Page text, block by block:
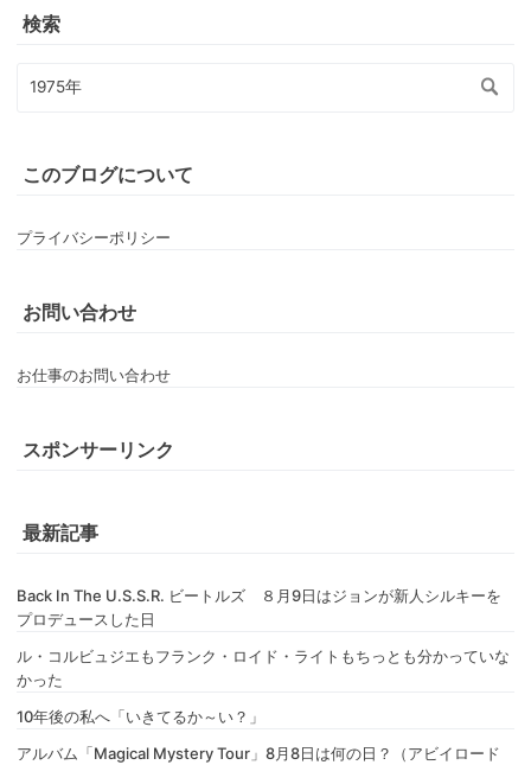
検索
このブログについて
プライバシーポリシー
お問い合わせ
お仕事のお問い合わせ
スポンサーリンク
最新記事
Back In The U.S.S.R. ビートルズ ８月9日はジョンが新人シルキーを
プロデュースした日
ル・コルビュジエもフランク・ロイド・ライトもちっとも分かっていな
かった
10年後の私へ「いきてるか～い？」
アルバム「Magical Mystery Tour」8月8日は何の日？（アビイロード